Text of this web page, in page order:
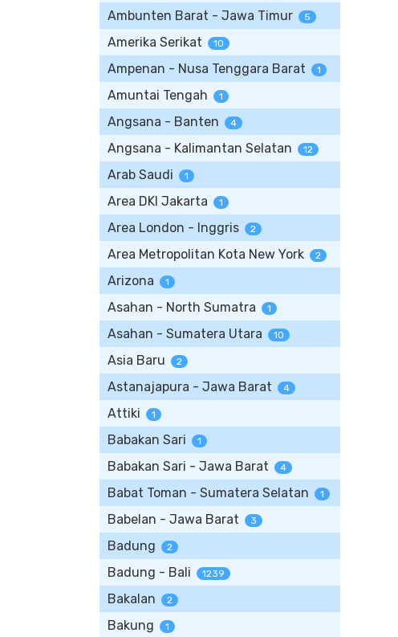
Ambunten Barat - Jawa Timur 5
Amerika Serikat 10
Ampenan - Nusa Tenggara Barat 1
Amuntai Tengah 1
Angsana - Banten 4
Angsana - Kalimantan Selatan 12
Arab Saudi 1
Area DKI Jakarta 1
Area London - Inggris 2
Area Metropolitan Kota New York 2
Arizona 1
Asahan - North Sumatra 1
Asahan - Sumatera Utara 10
Asia Baru 2
Astanajapura - Jawa Barat 4
Attiki 1
Babakan Sari 1
Babakan Sari - Jawa Barat 4
Babat Toman - Sumatera Selatan 1
Babelan - Jawa Barat 3
Badung 2
Badung - Bali 1239
Bakalan 2
Bakung 1